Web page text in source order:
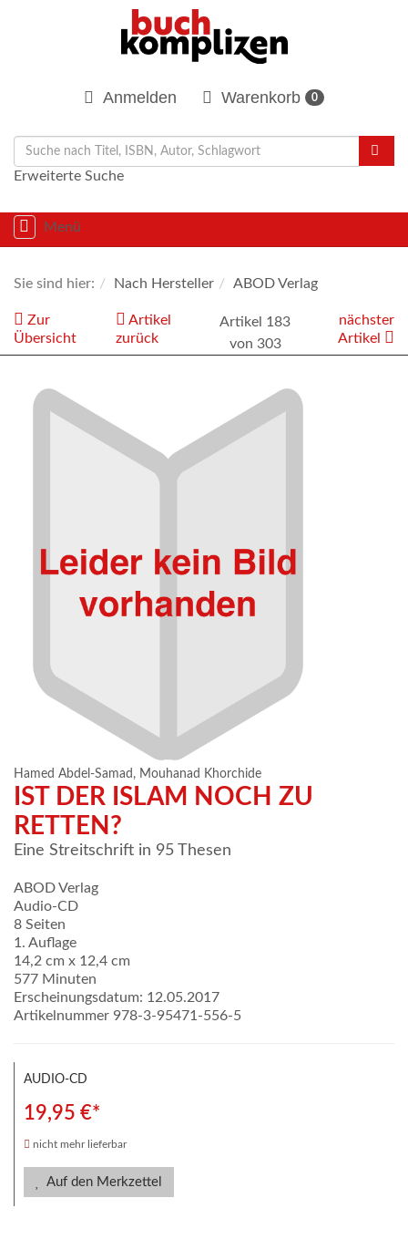
Anmelden Warenkorb 0
Erweiterte Suche
Navigation
umschalten
Menü
Sie sind hier: Nach Hersteller ABOD Verlag
Zur
Übersicht
Artikel
zurück
Artikel 183
von 303
nächster
Artikel
Hamed Abdel-Samad , Mouhanad Khorchide
IST DER ISLAM NOCH ZU
RETTEN?
Eine Streitschrift in 95 Thesen
ABOD Verlag
Audio-CD
8 Seiten
1. Auflage
14,2 cm x 12,4 cm
577 Minuten
Erscheinungsdatum: 12.05.2017
Artikelnummer 978-3-95471-556-5
AUDIO-CD
19,95 €*
nicht mehr lieferbar
Auf den Merkzettel